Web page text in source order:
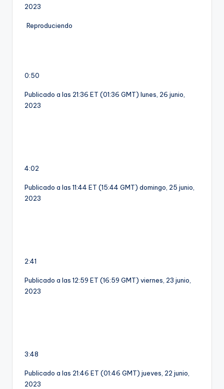
2023
Reproduciendo
0:50
Publicado a las 21:36 ET (01:36 GMT) lunes, 26 junio,
2023
4:02
Publicado a las 11:44 ET (15:44 GMT) domingo, 25 junio,
2023
2:41
Publicado a las 12:59 ET (16:59 GMT) viernes, 23 junio,
2023
3:48
Publicado a las 21:46 ET (01:46 GMT) jueves, 22 junio,
2023